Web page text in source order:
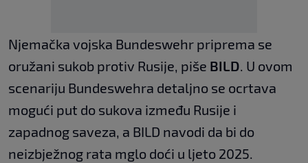
Njemačka vojska Bundeswehr priprema se
oružani sukob protiv Rusije, piše BILD. U ovom
scenariju Bundeswehra detaljno se ocrtava
mogući put do sukova između Rusije i
zapadnog saveza, a BILD navodi da bi do
neizbježnog rata mglo doći u ljeto 2025.